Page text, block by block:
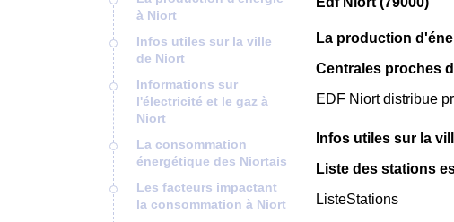
à Niort
Infos utiles sur la ville
de Niort
Informations sur
l'électricité et le gaz à
Niort
La consommation
énergétique des Niortais
Les facteurs impactant
la consommation à Niort
La production
Centrales proches
EDF Niort distribue
Infos utiles sur la
Liste des stations
ListeStations